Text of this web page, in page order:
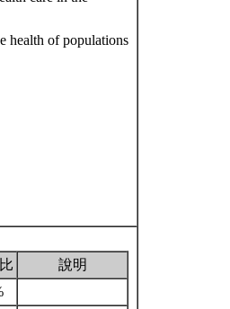
health of populations
說明